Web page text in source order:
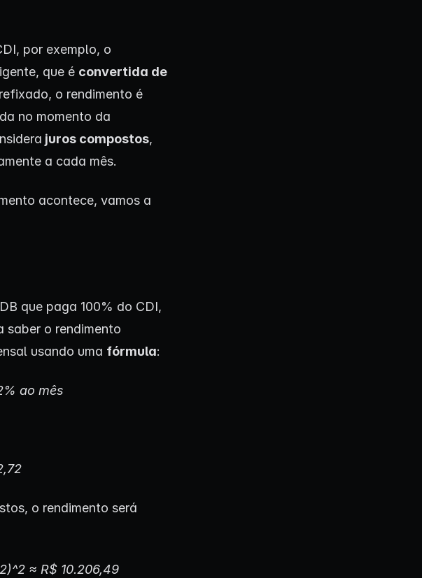
por exemplo, o
que é convertida de
o rendimento é
no momento da
juros compostos,
a cada mês.
acontece, vamos a
que paga 100% do CDI,
saber o rendimento
usando uma fórmula:
ao mês
o rendimento será
≈ R$ 10.206,49